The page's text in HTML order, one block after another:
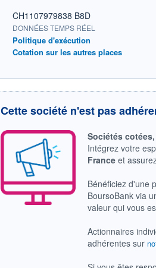
CH1107979838 B8D
DONNÉES TEMPS RÉEL
Politique d'exécution
Cotation sur les autres places
Cette société n'est pas
Sociétés
Intégrez votre
France et
Bénéficiez d'une
BoursoBank via
valeur qui vous
Actionnaires
adhérentes sur